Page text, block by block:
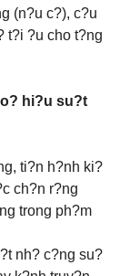
(n?u c?), c?u
t?i ?u cho t?ng
hi?u su?t
ti?n h?nh ki?
ch?n r?ng
trong ph?m
nh? c?ng su?